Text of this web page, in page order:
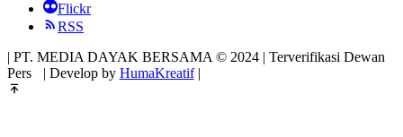
Flickr
RSS
| PT. MEDIA DAYAK BERSAMA © 2024 | Terverifikasi Dewan
Pers
| Develop by HumaKreatif|